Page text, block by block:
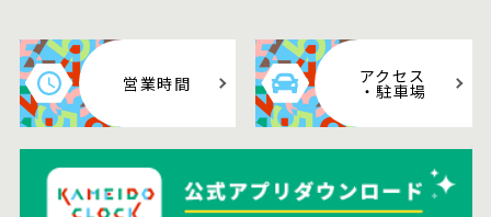
営業時間 アクセス
・駐車場